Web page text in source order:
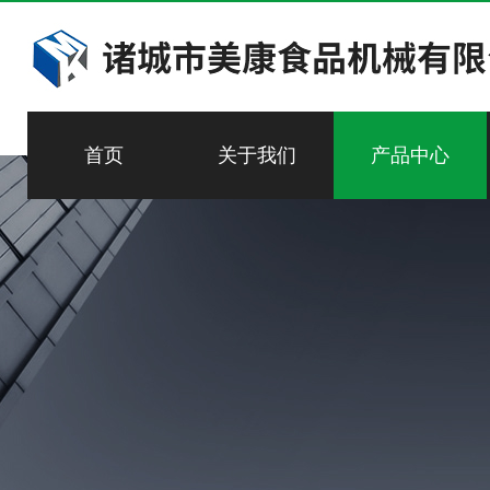
首页 关于我们 产品中心